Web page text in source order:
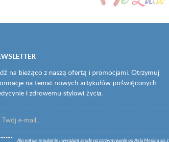
na bieżąco z naszą ofertą i promocjami. Otrzymuj
na temat nowych artykułów poświęconych
i zdrowemu stylowi życia.
Akceptuję regulamin i wyrażam zgodę na otrzymywanie od Agia Medica sp. z